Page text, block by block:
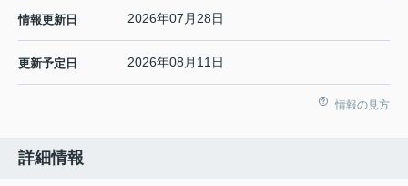
情報更新日 2026年07月28日
更新予定日 2026年08月11日
情報の見方
詳細情報